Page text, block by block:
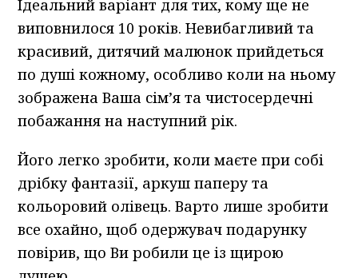
Ідеальний варіант для тих, кому ще не
виповнилося 10 років. Невибагливий та
красивий, дитячий малюнок прийдеться
по душі кожному, особливо коли на ньому
зображена Ваша сім’я та чистосердечні
побажання на наступний рік.
Його легко зробити, коли маєте при собі
дрібку фантазії, аркуш паперу та
кольоровий олівець. Варто лише зробити
все охайно, щоб одержувач подарунку
повірив, що Ви робили це із щирою